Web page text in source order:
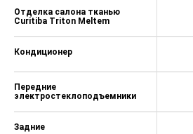
Отделка салона тканью
Curitiba Triton Meltem
Кондиционер
Передние
электростеклоподъемники
Задние